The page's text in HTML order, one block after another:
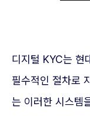
디지털 KYC는 현
필수적인 절차로
는 이러한 시스템